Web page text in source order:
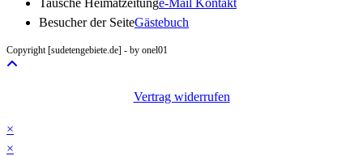
Besucher der SeiteGästebuch
Copyright [sudetengebiete.de] - by onel01
Vertrag widerrufen
×
×